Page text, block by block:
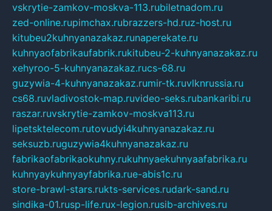
vskrytie-zamkov-moskva-113.rubiletnadom.ru
zed-online.rupimchax.rubrazzers-hd.ruz-host.ru
kitubeu2kuhnyanazakaz.runaperekate.ru
kuhnyaofabrikaufabrik.rukitubeu-2-kuhnyanazakaz.ru
xehyroo-5-kuhnyanazakaz.rucs-68.ru
guzywia-4-kuhnyanazakaz.rumir-tk.ruvlknrussia.ru
cs68.ruvladivostok-map.ruvideo-seks.rubankaribi.ru
raszar.ruvskrytie-zamkov-moskva113.ru
lipetsktelecom.rutovudyi4kuhnyanazakaz.ru
seksuzb.ruguzywia4kuhnyanazakaz.ru
fabrikaofabrikaokuhny.rukuhnyaekuhnyaafabrika.ru
kuhnyaykuhnyayfabrika.rue-abis1c.ru
store-brawl-stars.rukts-services.rudark-sand.ru
sindika-01.rusp-life.rux-legion.rusib-archives.ru